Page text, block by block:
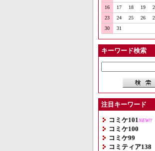
16
17 18 19
23
24 25 26
30
31
キーワード検索
注目キーワード
コミケ101 NEW!!
コミケ100
コミケ99
コミティア138